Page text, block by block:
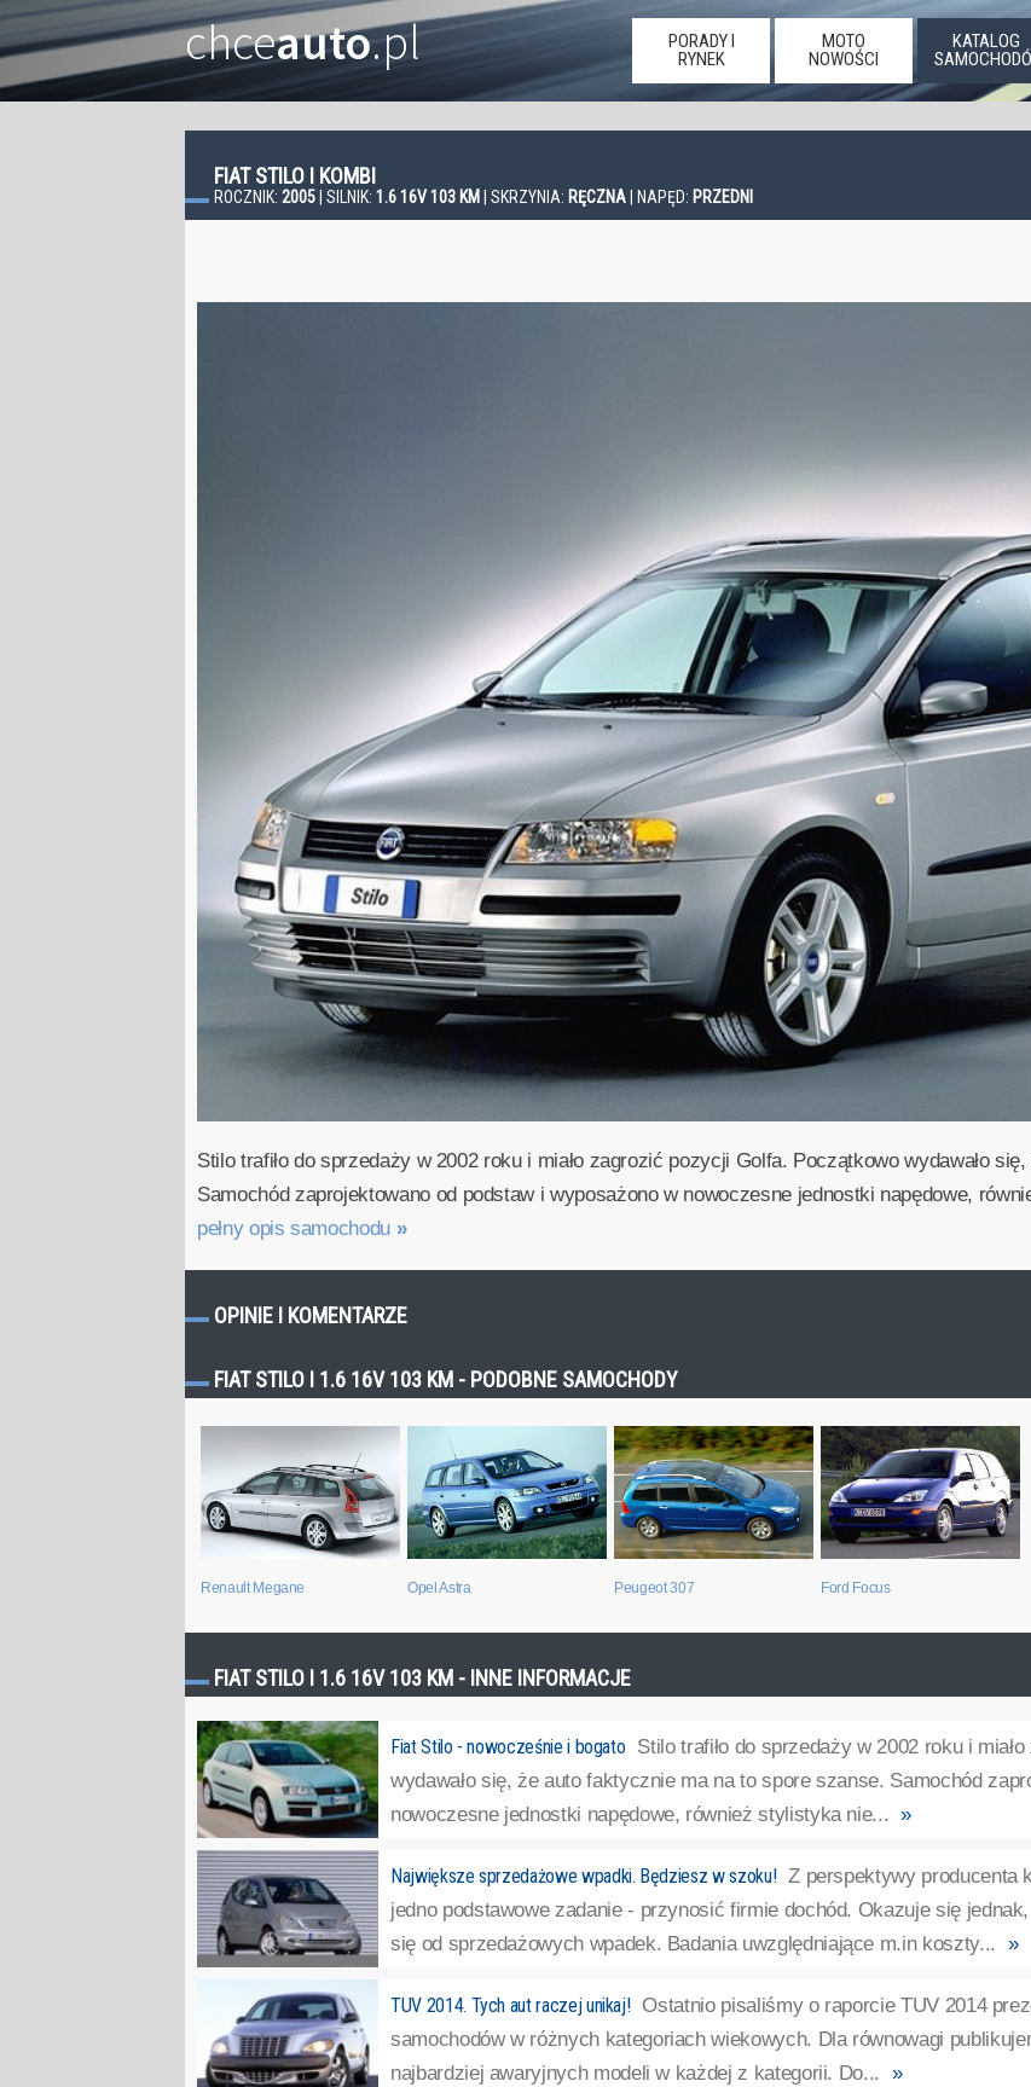
chceauto.pl
PORADY I
RYNEK
MOTO
NOWOŚCI
KATALOG
FIAT STILO I KOMBI
ROCZNIK: 2005 | SILNIK: 1.6 16V 103 KM | SKRZYNIA: RĘCZNA | NAPĘD: PRZEDNI
Stilo trafiło do sprzedaży w 2002 roku i miało zagrozić pozycji Golfa. Początkowo wydawało
Samochód zaprojektowano od podstaw i wyposażono w nowoczesne jednostki napędowe,
pełny opis samochodu »
OPINIE I KOMENTARZE
FIAT STILO I 1.6 16V 103 KM - PODOBNE SAMOCHODY
Renault Megane Opel Astra Peugeot 307 Ford Focus
FIAT STILO I 1.6 16V 103 KM - INNE INFORMACJE
Fiat Stilo - nowocześnie i bogato Stilo trafiło do sprzedaży w 2002 roku i
wydawało się, że auto faktycznie ma na to spore szanse. Samochód
nowoczesne jednostki napędowe, również stylistyka nie... »
Największe sprzedażowe wpadki. Będziesz w szoku! Z perspektywy producenta
jedno podstawowe zadanie - przynosić firmie dochód. Okazuje się
się od sprzedażowych wpadek. Badania uwzględniające m.in koszty... »
TUV 2014. Tych aut raczej unikaj! Ostatnio pisaliśmy o raporcie TUV 2014
samochodów w różnych kategoriach wiekowych. Dla równowagi
najbardziej awaryjnych modeli w każdej z kategorii. Do... »